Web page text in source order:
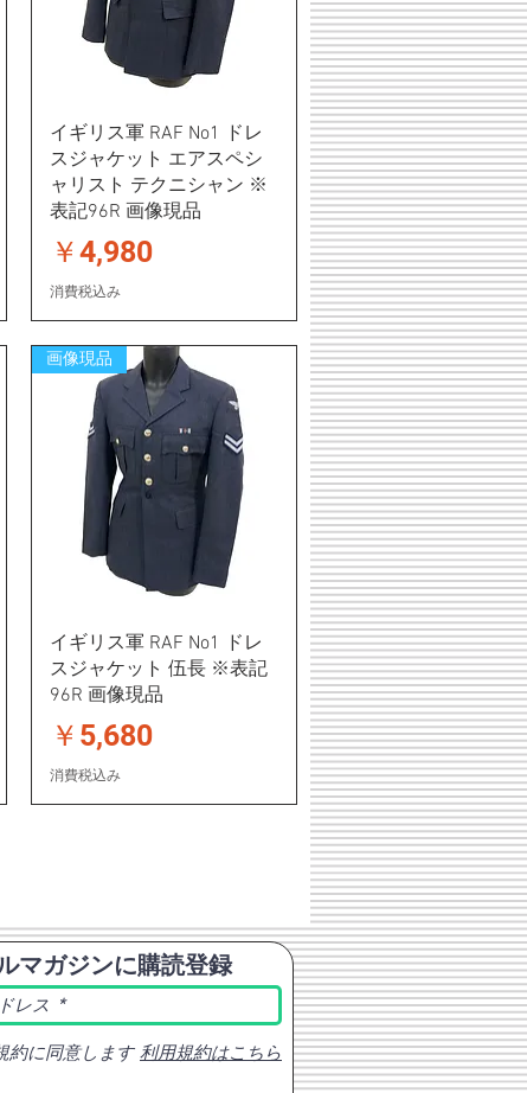
イギリス軍 RAF No1 ドレ
スジャケット エアスペシ
ャリスト テクニシャン ※
表記96R 画像現品
価格
￥4,980
消費税込み
画像現品
イギリス軍 RAF No1 ドレ
スジャケット 伍長 ※表記
96R 画像現品
価格
￥5,680
消費税込み
マガジンに購読登録
約に同意します 利用規約はこちら